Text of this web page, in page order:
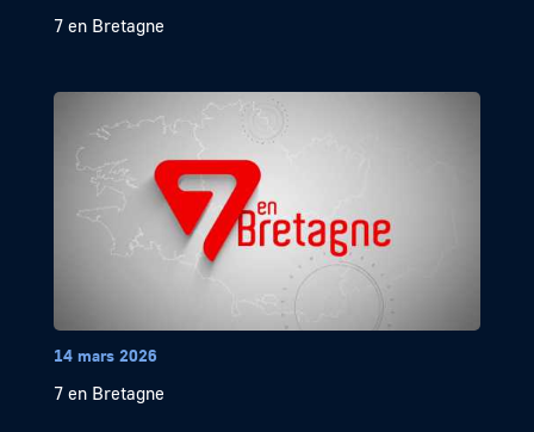
7 en Bretagne
14 mars 2026
7 en Bretagne